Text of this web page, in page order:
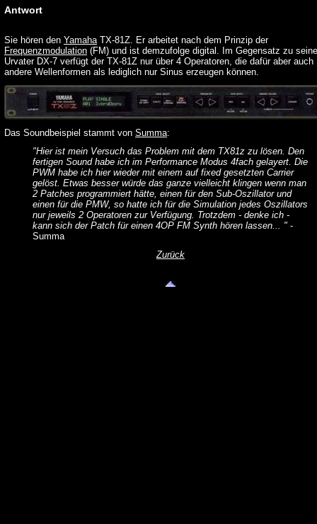
Antwort
Sie hören den YamahaTX-81Z. Er arbeitet nach dem Prinzip der
Frequenzmodulation (FM) und ist demzufolge digital. Im Gegensatz zu
Urvater DX-7 verfügt der TX-81Z nur über 4 Operatoren, die dafür aber auch
andere Wellenformen als lediglich nur Sinus erzeugen können.
Das Soundbeispiel stammt von Summa:
"Hier ist mein Versuch das Problem mit dem TX81z zu lösen. Den
fertigen Sound habe ich im Performance Modus 4fach gelayert. Die
PWM habe ich hier wieder mit einem auf fixed gesetzten Carrier
gelöst. Etwas besser würde das ganze vielleicht klingen wenn man
2 Patches programmiert hätte, einen für den Sub-Oszillator und
einen für die PMW, so hatte ich für die Simulation jedes Oszillators
nur jeweils 2 Operatoren zur Verfügung. Trotzdem - denke ich -
kann sich der Patch für einen 4OP FM Synth hören lassen... " -
Summa
Zurück